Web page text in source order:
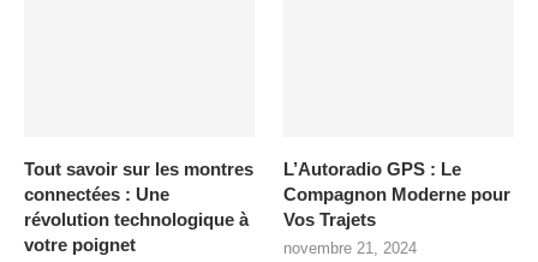
Tout savoir sur les montres
connectées : Une
révolution technologique à
votre poignet
L’Autoradio GPS : Le
Compagnon Moderne pour
Vos Trajets
novembre 21, 2024